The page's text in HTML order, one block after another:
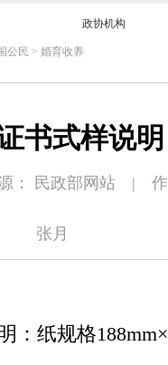
政协机构
公民 > 婚育收养
书式样说明
源： 民政部网站 |
张月
：纸规格